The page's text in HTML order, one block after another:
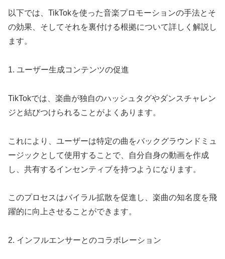
以下では、TikTokを使った音楽プロモーションの手法とそ
の効果、そしてそれを裏付ける根拠について詳しく解説し
ます。
1. ユーザー生成コンテンツの促進
TikTokでは、楽曲が独自のハッシュタグやダンスチャレン
ジと結びつけられることがよくあります。
これにより、ユーザーは特定の曲をバックグラウンドミュ
ージックとして使用することで、自分自身の動画を作成
し、共有するインセンティブを持つようになります。
このプロセスはバイラル拡散を促進し、楽曲の知名度を飛
躍的に向上させることができます。
2. インフルエンサーとのコラボレーション